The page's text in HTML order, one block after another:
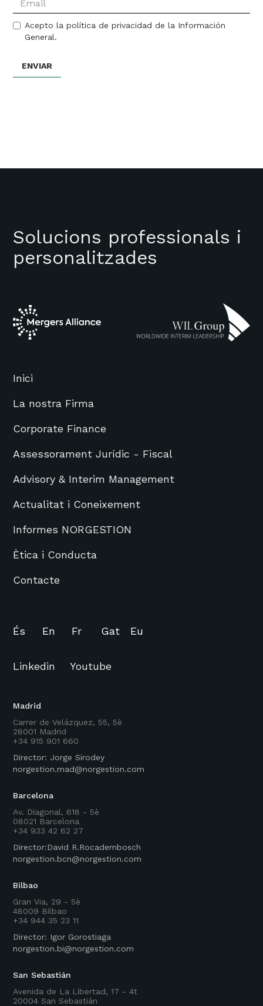
Acepto la política de privacidad de la Información
General.
Solucions professionals i
personalitzades
Inici
La nostra Firma
Corporate Finance
Assessorament Jurídic - Fiscal
Advisory & Interim Management
Actualitat i Coneixement
Informes NORGESTION
Ètica i Conducta
Contacte
Madrid
Carrer de Velázquez, 55, 5è
28001 Madrid
+34 915 901 660
Director: Jorge Sirodey
norgestion.mad@norgestion.com
Barcelona
Av. Diagonal, 618 - 5è
08021 Barcelona
+34 933 42 62 27
Director:David R.Rocadembosch
norgestion.bcn@norgestion.com
Bilbao
Gran Via, 29 - 5è
48009 Bilbao
+34 944 35 23 11
Director: Igor Gorostiaga
norgestion.bi@norgestion.com
San Sebastián
Avenida de La Libertad, 17 - 4t
20004 San Sebastián
És En Fr Gat Eu
Linkedin Youtube